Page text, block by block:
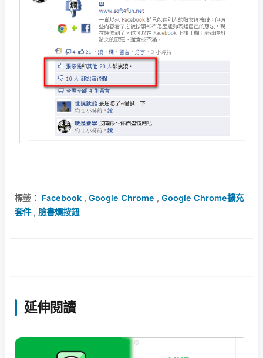
標籤： Facebook , Google Chrome , Google Chrome擴充
套件, 臉書爛按鈕
延伸閱讀